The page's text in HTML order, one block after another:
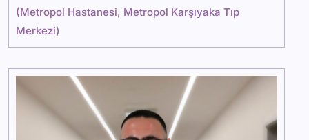
(Metropol Hastanesi, Metropol Karşıyaka Tıp
Merkezi)